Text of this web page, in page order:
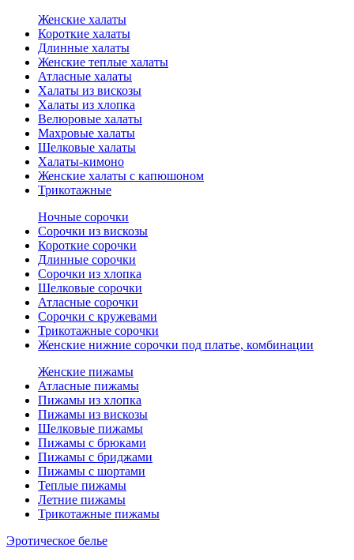
Женские халаты
Короткие халаты
Длинные халаты
Женские теплые халаты
Атласные халаты
Халаты из вискозы
Халаты из хлопка
Велюровые халаты
Махровые халаты
Шелковые халаты
Халаты-кимоно
Женские халаты с капюшоном
Трикотажные
Ночные сорочки
Сорочки из вискозы
Короткие сорочки
Длинные сорочки
Сорочки из хлопка
Шелковые сорочки
Атласные сорочки
Сорочки с кружевами
Трикотажные сорочки
Женские нижние сорочки под платье, комбинации
Женские пижамы
Атласные пижамы
Пижамы из хлопка
Пижамы из вискозы
Шелковые пижамы
Пижамы с брюками
Пижамы с бриджами
Пижамы с шортами
Теплые пижамы
Летние пижамы
Трикотажные пижамы
Эротическое белье